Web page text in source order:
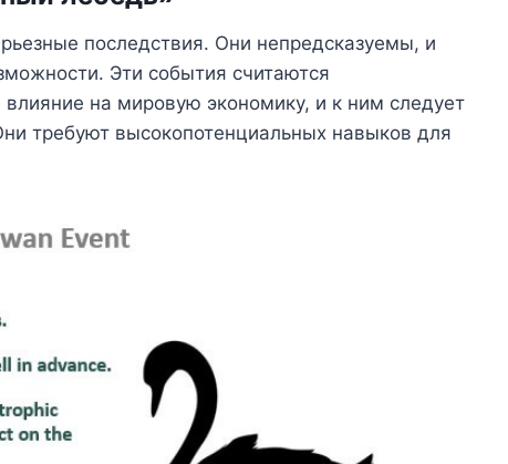
последствия. Они непредсказуемы, и
Эти события считаются
на мировую экономику, и к ним следует
требуют высокопотенциальных навыков для